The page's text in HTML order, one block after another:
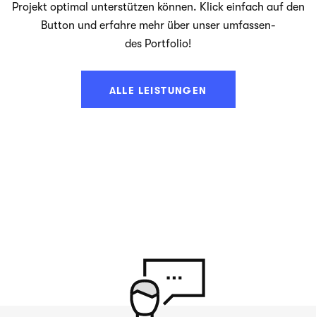
Pro­jekt opti­mal unter­stüt­zen kön­nen. Klick ein­fach auf den
But­ton und erfahre mehr über unser umfas­sen­
des Portfolio!
ALLE LEISTUNGEN